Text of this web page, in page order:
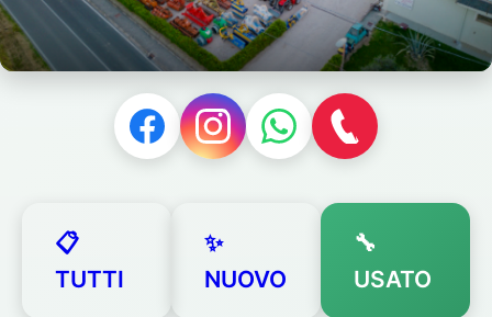
📋
TUTTI
✨
NUOVO
🔧
USATO